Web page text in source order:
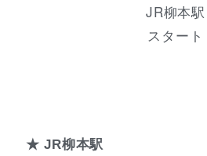
JR柳本駅
スタート
★ JR柳本駅